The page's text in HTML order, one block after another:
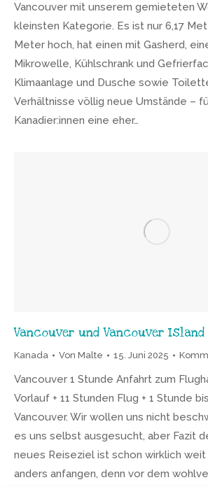
Vancouver mit unserem gemieteten
kleinsten Kategorie. Es ist nur 6,17
Meter hoch, hat einen mit Gasherd,
Mikrowelle, Kühlschrank und
Klimaanlage und Dusche sowie
Verhältnisse völlig neue Umstände –
Kanadier:innen eine eher…
Vancouver und Vancouver Island
Kanada Von Malte 15. Juni 2025
Vancouver 1 Stunde Anfahrt zum
Vorlauf + 11 Stunden Flug + 1 Stunde
Vancouver. Wir wollen uns nicht
es uns selbst ausgesucht, aber Fazit
neues Reiseziel ist schon wirklich
anders anfangen, denn vor dem